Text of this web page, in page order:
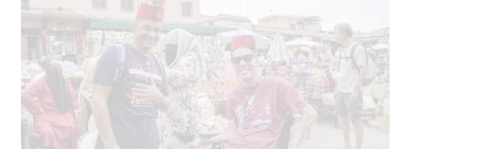
deberían probar! Vamos?